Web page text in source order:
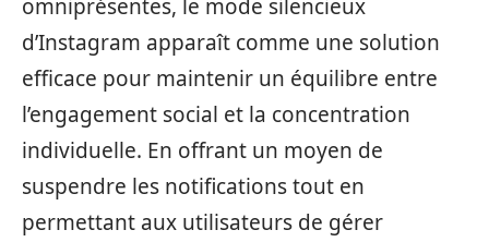
omniprésentes, le mode silencieux
d’Instagram apparaît comme une solution
efficace pour maintenir un équilibre entre
l’engagement social et la concentration
individuelle. En offrant un moyen de
suspendre les notifications tout en
permettant aux utilisateurs de gérer